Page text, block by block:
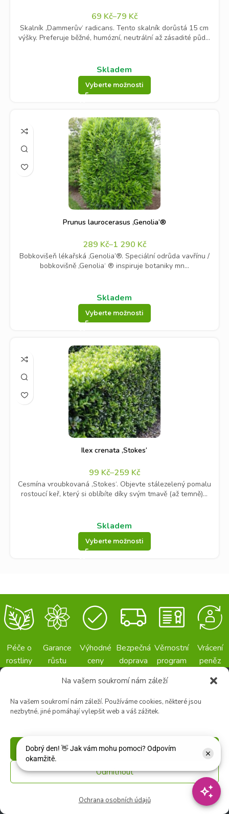
Na vašem soukromí nám záleží
Na vašem soukromí nám záleží. Používáme cookies, některé jsou
nezbytné, jiné pomáhají vylepšit web a váš zážitek.
Příjmout
Odmítnout
Ochrana osobních údajů
69 Kč–79 Kč
Skalník ‚Dammerův‘ radicans. Tento skalník dorůstá 15 cm
výšky. Preferuje běžné, humózní, neutrální až zásadité půd...
Skladem
Vyberte možnosti
Prunus laurocerasus ‚Genolia’®
289 Kč–1 290 Kč
Bobkovišeň lékařská ‚Genolia’®. Speciální odrůda vavřínu /
bobkovišně ‚Genolia‘ ® inspiruje botaniky mn...
Skladem
Vyberte možnosti
Ilex crenata ‚Stokes‘
99 Kč–259 Kč
Cesmína vroubkovaná ‚Stokes‘. Objevte stálezelený pomalu
rostoucí keř, který si oblíbíte díky svým tmavě (až temně)...
Skladem
Vyberte možnosti
Péče o
rostliny
Garance
růstu
Výhodné
ceny
Bezpečná
doprava
Věrnostní
program
Vrácení
peněz
SÍDLO FIRMY
Zahradní 459
593 01 Bystřice nad
Pernštejnem
Adresa provozovny:
ZC STRAKOVO
Poptávka